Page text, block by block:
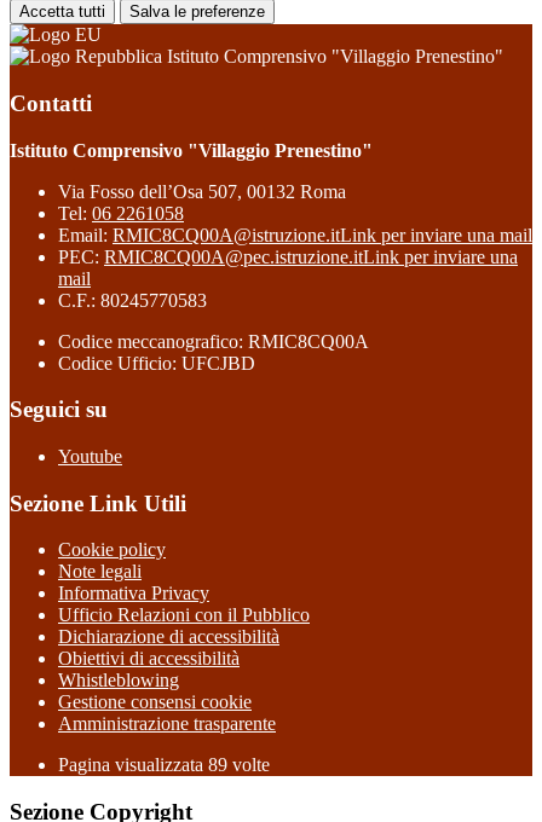
Accetta tutti Salva le preferenze
Istituto Comprensivo "Villaggio Prenestino"
Contatti
Istituto Comprensivo "Villaggio Prenestino"
Via Fosso dell’Osa 507, 00132 Roma
Tel: 06 2261058
Email: RMIC8CQ00A@istruzione.itLink per inviare una mail
PEC: RMIC8CQ00A@pec.istruzione.itLink per inviare una
mail
C.F.: 80245770583
Codice meccanografico: RMIC8CQ00A
Codice Ufficio: UFCJBD
Seguici su
Youtube
Sezione Link Utili
Cookie policy
Note legali
Informativa Privacy
Ufficio Relazioni con il Pubblico
Dichiarazione di accessibilità
Obiettivi di accessibilità
Whistleblowing
Gestione consensi cookie
Amministrazione trasparente
Pagina visualizzata 89 volte
Sezione Copyright